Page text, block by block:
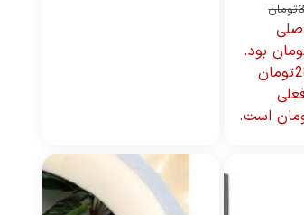
تومان
تومان